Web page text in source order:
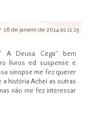
16 de janeiro de 2014 às 11:15
Deusa Cega'' bem
livros ed suspense e
sinopse me fez querer
a história.Achei as outras
não me fez interessar